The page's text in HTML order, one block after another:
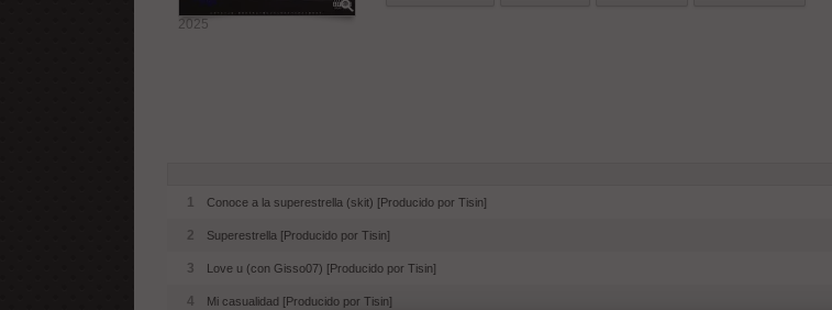
2025
1
Conoce a la superestrella (skit) [Producido por Tisin]
2 Superestrella [Producido por Tisin]
3 Love u (con Gisso07) [Producido por Tisin]
4 Mi casualidad [Producido por Tisin]